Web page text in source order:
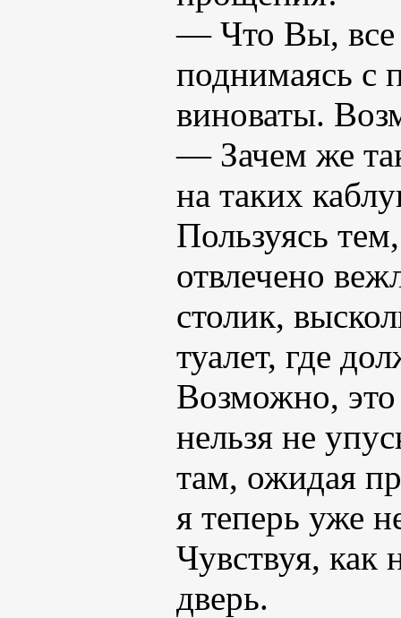
— Что Вы, все
поднимаясь с
виноваты.
— Зачем же
на таких
Пользуясь
отвлечено
столик,
туалет, где
Возможно,
нельзя не
там, ожидая
я теперь уже
Чувствуя, как
дверь.